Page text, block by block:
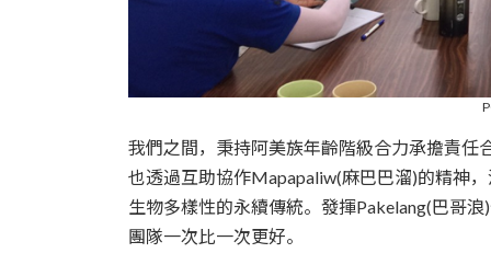
我們之間，秉持阿美族年齡階級合力承擔責任
也透過互助協作Mapapaliw(麻巴巴溜)的精神
生物多樣性的永續傳統。發揮Pakelang(巴哥
團隊一次比一次更好。